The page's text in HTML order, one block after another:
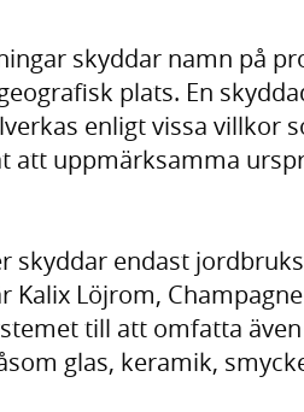
skyddar namn på
plats. En
enligt vissa villkor
att uppmärksamma
skyddar endast
Kalix Löjrom,
till att omfatta
glas, keramik,